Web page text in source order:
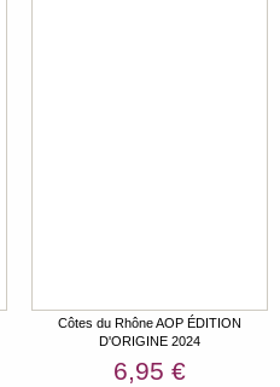
Côtes du Rhône AOP ÉDITION
D'ORIGINE 2024
6,95 €